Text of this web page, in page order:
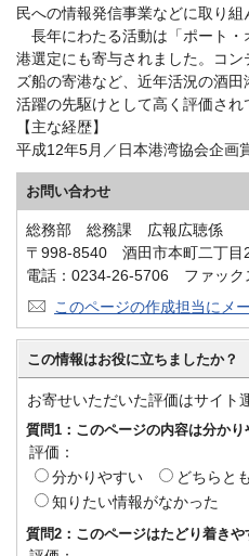
民への情報発信事業などに取り組
長年にわたる活動は「ポート・
港選定にも寄与されました。コ
ズ船の寄港など、近年活況の酒
活躍の先駆けとして高く評価され
【主な経歴】
平成12年5月／日本港湾協会企画
お問い合わせ
総務部 総務課 広報広聴係
〒998-8540 酒田市本町二丁目
電話：0234-26-5706 ファック
このページの作成担当にメ
この情報はお役に立ちましたか？
お寄せいただいた評価はサイト
質問1：このページの内容は分かり
評価：
分かりやすい
どちらと
知りたい情報がなかった
質問2：このページはたどり着きや